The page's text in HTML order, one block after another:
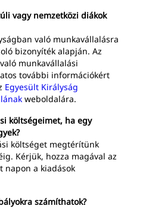
vagy nemzetközi diákok
való munkavállalásra
bizonyíték alapján. Az
munkavállalási
további információkért
Egyesült Királyság
weboldalára.
költségeimet, ha egy
költséget megtérítünk
Kérjük, hozza magával az
napon a kiadások
számíthatok?